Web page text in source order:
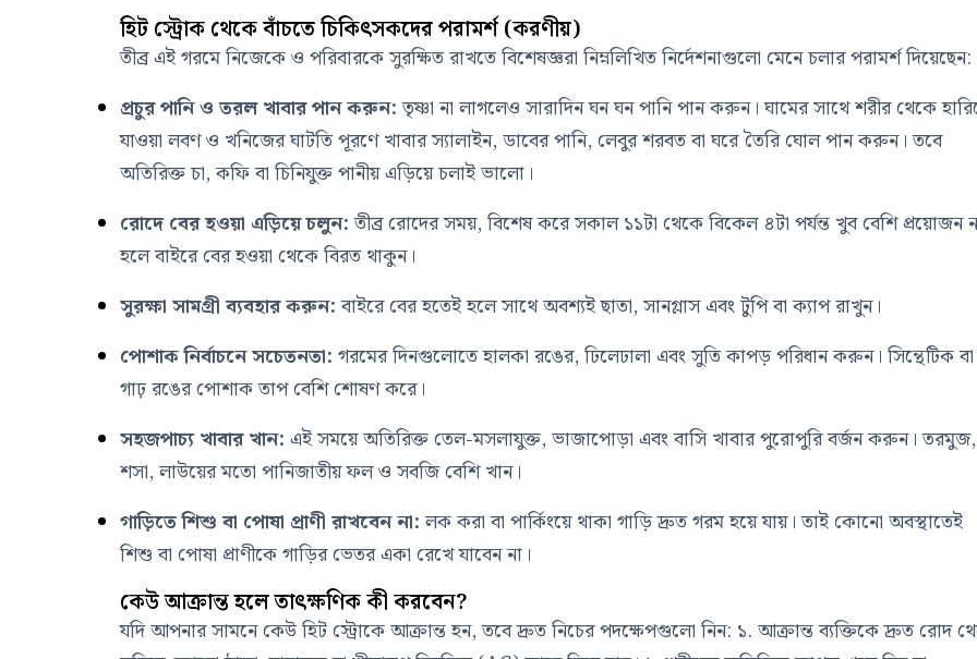
হিট স্ট্রোক থেকে বাঁচতে চিকিৎসকদের পরামর্শ (করণীয়)
তীব্র এই গরমে নিজেকে ও পরিবারকে সুরক্ষিত রাখতে বিশেষজ্ঞরা নিম্নলিখিত নির্দেশনাগুলো মেনে চলার পরামর্শ দিয়েছেন:
প্রচুর পানি ও তরল খাবার পান করুন:তৃষ্ণা না লাগলেও সারাদিন ঘন ঘন পানি পান করুন। ঘামের সাথে শরীর থেকে
যাওয়া লবণ ও খনিজের ঘাটতি পূরণে খাবার স্যালাইন, ডাবের পানি, লেবুর শরবত বা ঘরে তৈরি ঘোল পান করুন। তবে
অতিরিক্ত চা, কফি বা চিনিযুক্ত পানীয় এড়িয়ে চলাই ভালো।
রোদে বের হওয়া এড়িয়ে চলুন:তীব্র রোদের সময়, বিশেষ করে সকাল ১১টা থেকে বিকেল ৪টা পর্যন্ত খুব বেশি প্রয়োজন
হলে বাইরে বের হওয়া থেকে বিরত থাকুন।
সুরক্ষা সামগ্রী ব্যবহার করুন:বাইরে বের হতেই হলে সাথে অবশ্যই ছাতা, সানগ্লাস এবং টুপি বা ক্যাপ রাখুন।
পোশাক নির্বাচনে সচেতনতা: গরমের দিনগুলোতে হালকা রঙের, ঢিলেঢালা এবং সুতি কাপড় পরিধান করুন। সিন্থেটিক বা
গাঢ় রঙের পোশাক তাপ বেশি শোষণ করে।
সহজপাচ্য খাবার খান: এই সময়ে অতিরিক্ত তেল-মসলাযুক্ত, ভাজাপোড়া এবং বাসি খাবার পুরোপুরি বর্জন করুন। তরমুজ,
শসা, লাউয়ের মতো পানিজাতীয় ফল ও সবজি বেশি খান।
গাড়িতে শিশু বা পোষা প্রাণী রাখবেন না: লক করা বা পার্কিংয়ে থাকা গাড়ি দ্রুত গরম হয়ে যায়। তাই কোনো অবস্থাতেই
শিশু বা পোষা প্রাণীকে গাড়ির ভেতর একা রেখে যাবেন না।
কেউ আক্রান্ত হলে তাৎক্ষণিক কী করবেন?
যদি আপনার সামনে কেউ হিট স্ট্রোকে আক্রান্ত হন, তবে দ্রুত নিচের পদক্ষেপগুলো নিন: ১. আক্রান্ত ব্যক্তিকে দ্রুত রোদ